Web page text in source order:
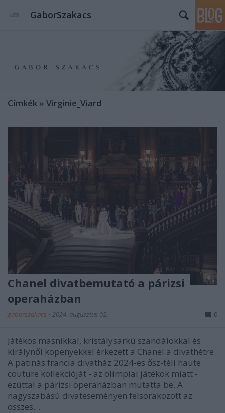
GaborSzakacs
Címkék » Virginie_Viard
Chanel divatbemutató a párizsi
operaházban
gaborszakacs • 2024. augusztus 02. 0
Játékos masnikkal, kristálysarkú szandálokkal és
királynői köpenyekkel érkezett a Chanel a divathétre.
A patinás francia divatház 2024-es ősz-téli haute
couture kollekcióját - az olimpiai játékok miatt -
ezúttal a párizsi operaházban mutatta be. A
nagyszabású divateseményen felsorakozott az
összes…